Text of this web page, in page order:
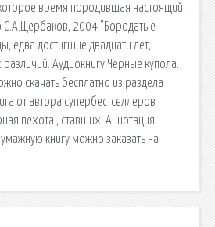
время породившая настоящий
С.А.Щербаков, 2004 "Бородатые
едва достигшие двадцати лет,
Аудиокнигу Черные купола.
скачать бесплатно из раздела
от автора супербестселлеров
пехота , ставших. Аннотация:
книгу можно заказать на